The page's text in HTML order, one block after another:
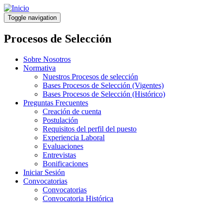
Pasar
al
contenido
principal
Toggle navigation
Procesos de Selección
Sobre Nosotros
Normativa
Nuestros Procesos de selección
Bases Procesos de Selección (Vigentes)
Bases Procesos de Selección (Histórico)
Preguntas Frecuentes
Creación de cuenta
Postulación
Requisitos del perfil del puesto
Experiencia Laboral
Evaluaciones
Entrevistas
Bonificaciones
Iniciar Sesión
Convocatorias
Convocatorias
Convocatoria Histórica